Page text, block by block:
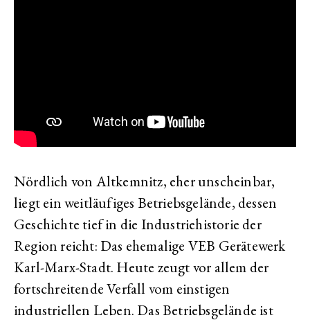
Nördlich von Altkemnitz, eher unscheinbar,
liegt ein weitläufiges Betriebsgelände, dessen
Geschichte tief in die Industriehistorie der
Region reicht: Das ehemalige VEB Gerätewerk
Karl-Marx-Stadt. Heute zeugt vor allem der
fortschreitende Verfall vom einstigen
industriellen Leben. Das Betriebsgelände ist